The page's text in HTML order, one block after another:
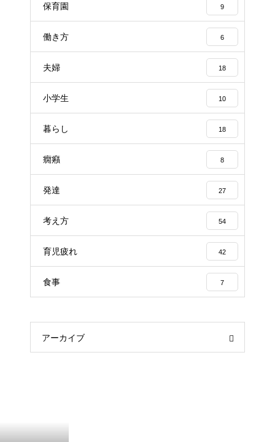
保育園 9
働き方 6
夫婦 18
小学生 10
暮らし 18
癇癪 8
発達 27
考え方 54
育児疲れ 42
食事 7
アーカイブ